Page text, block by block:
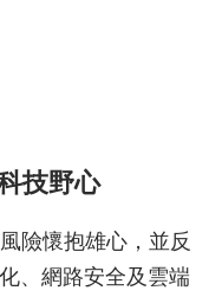
技野心
險懷抱雄心，並反
、網路安全及雲端